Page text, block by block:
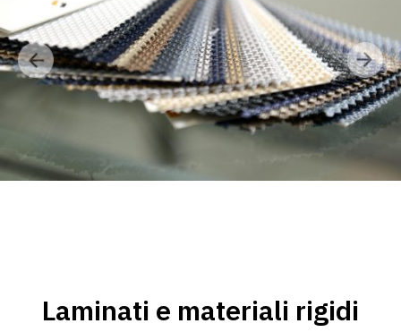
Laminati e materiali rigidi